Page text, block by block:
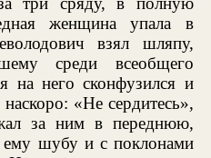
женщина упала в
взял шляпу,
среди всеобщего
на него сконфузился и
«Не сердитесь»,
за ним в переднюю,
ему шубу и с поклонами